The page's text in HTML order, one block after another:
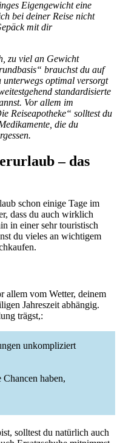
Eigengewicht eine
bei deiner Reise nicht
mit dir
zu viel an Gewicht
brauchst du auf
unterwegs optimal versorgt
standardisierte
Vor allem im
Reiseapotheke“ solltest du
die du
– das
schon einige Tage im
dass du auch wirklich
in einer sehr touristisch
du vieles an wichtigem
allem vom Wetter, deinem
Jahreszeit abhängig.
trägst,:
unkompliziert
haben,
solltest du natürlich auch